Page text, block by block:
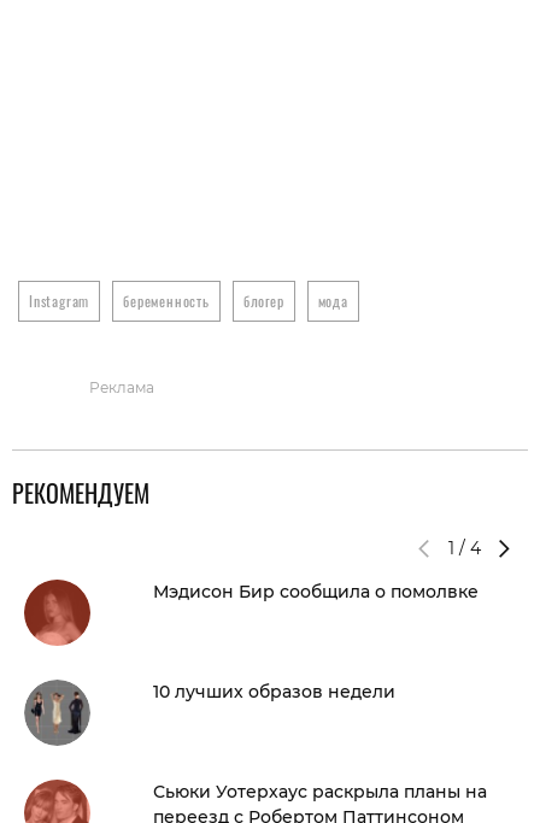
Instagram беременность блогер мода
Реклама
РЕКОМЕНДУЕМ
1 / 4
Мэдисон Бир сообщила о помолвке
10 лучших образов недели
Сьюки Уотерхаус раскрыла планы на
переезд с Робертом Паттинсоном